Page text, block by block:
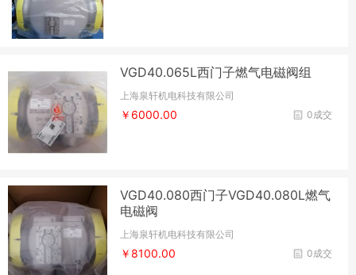
VGD40.065L西门子燃气电磁阀组
上海泉轩机电科技有限公司
0成交
￥6000.00
VGD40.080西门子VGD40.080L燃气
电磁阀
上海泉轩机电科技有限公司
0成交
￥8100.00